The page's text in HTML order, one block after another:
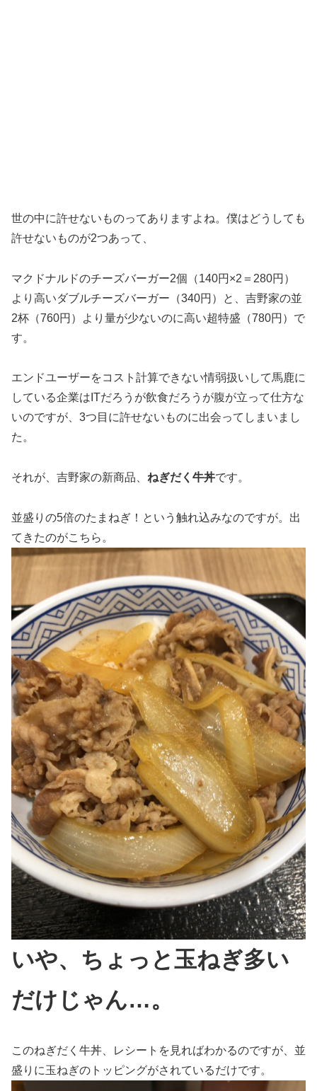
世の中に許せないものってありますよね。僕はどうしても
許せないものが2つあって、
マクドナルドのチーズバーガー2個（140円×2＝280円）
より高いダブルチーズバーガー（340円）と、吉野家の並
2杯（760円）より量が少ないのに高い超特盛（780円）で
す。
エンドユーザーをコスト計算できない情弱扱いして馬鹿に
している企業はITだろうが飲食だろうが腹が立って仕方な
いのですが、3つ目に許せないものに出会ってしまいまし
た。
それが、吉野家の新商品、 ねぎだく牛丼です。
並盛りの5倍のたまねぎ！という触れ込みなのですが。出
てきたのがこちら。
いや、ちょっと玉ねぎ多い
だけじゃん…。
このねぎだく牛丼、レシートを見ればわかるのですが、並
盛りに玉ねぎのトッピングがされているだけです。